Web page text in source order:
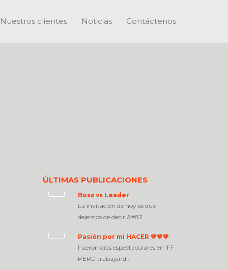
Nuestros clientes Noticias Contáctenos
ÚLTIMAS PUBLICACIONES
Boss vs Leader
La invitación de hoy es que
dejemos de decir &#82...
Pasión por mi HACER 💙💙💙
Fueron días espectaculares en IFF
PERÚ trabajand...